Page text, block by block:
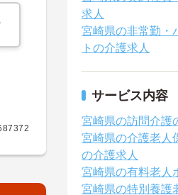
求人
宮崎県の非常勤・
トの介護求人
サービス内容
宮崎県の訪問介護
宮崎県の介護老人
の介護求人
宮崎県の有料老人
宮崎県の特別養護